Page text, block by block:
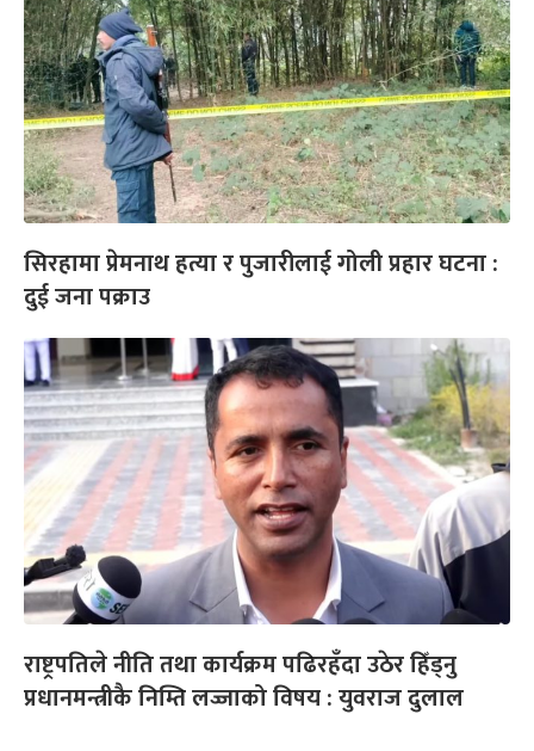
सिरहामा प्रेमनाथ हत्या र पुजारीलाई गोली प्रहार घटना :
दुई जना पक्राउ
राष्ट्रपतिले नीति तथा कार्यक्रम पढिरहँदा उठेर हिँड्नु
प्रधानमन्त्रीकै निम्ति लज्जाको विषय : युवराज दुलाल